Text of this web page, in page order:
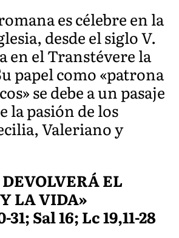
es célebre en la
desde el siglo V.
en el Transtévere la
papel como «patrona
se debe a un pasaje
la pasión de los
Valeriano y
EL
LA VIDA»
31; Sal 16; Lc 19,11-28